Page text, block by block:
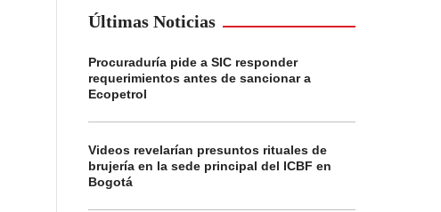
Últimas Noticias
Procuraduría pide a SIC responder
requerimientos antes de sancionar a
Ecopetrol
Videos revelarían presuntos rituales de
brujería en la sede principal del ICBF en
Bogotá